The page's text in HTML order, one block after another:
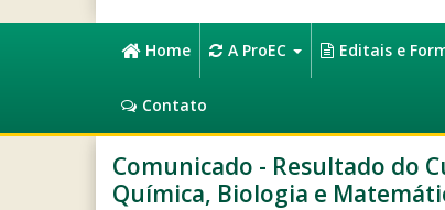
Home A ProEC Editais e
Contato
Comunicado - Resultado do
Química, Biologia e